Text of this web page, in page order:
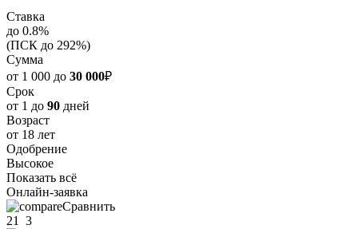
Ставка
до 0.8%
(ПСК до 292%)
Сумма
от 1 000 до 30 000₽
Срок
от 1 до 90 дней
Возраст
от 18 лет
Одобрение
Высокое
Показать всё
Онлайн-заявка
Сравнить
21
3